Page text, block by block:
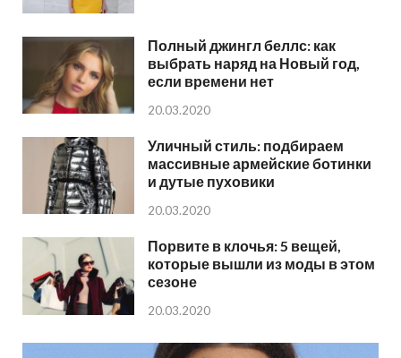
Полный джингл беллс: как
выбрать наряд на Новый год,
если времени нет
20.03.2020
Уличный стиль: подбираем
массивные армейские ботинки
и дутые пуховики
20.03.2020
Порвите в клочья: 5 вещей,
которые вышли из моды в этом
сезоне
20.03.2020